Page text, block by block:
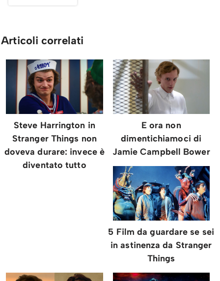
Articoli correlati
Steve Harrington in
Stranger Things non
doveva durare: invece è
diventato tutto
E ora non
dimentichiamoci di
Jamie Campbell Bower
5 Film da guardare se sei
in astinenza da Stranger
Things